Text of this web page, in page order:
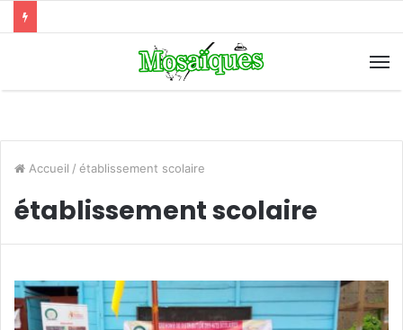
Accueil / établissement scolaire
établissement scolaire